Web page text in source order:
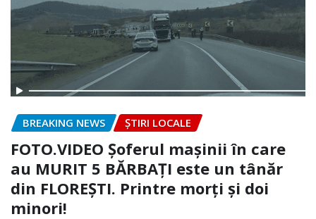
BREAKING NEWS ȘTIRI LOCALE
FOTO.VIDEO Șoferul mașinii în care
au MURIT 5 BĂRBAȚI este un tânăr
din FLOREȘTI. Printre morți și doi
minori!